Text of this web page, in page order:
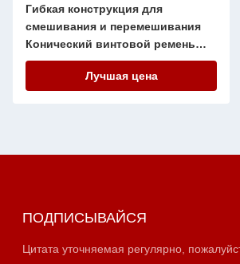
Гибкая конструкция для
смешивания и перемешивания
Конический винтовой ремень
смешиватель для общего
лабораторного оборудования
Лучшая цена
ПОДПИСЫВАЙСЯ
Цитата уточняемая регулярно,